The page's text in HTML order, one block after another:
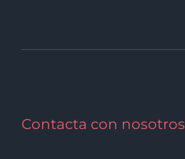
Contacta con nosotros